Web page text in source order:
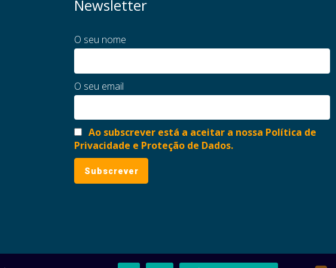
Newsletter
O seu nome
O seu email
Ao subscrever está a aceitar a nossa Política de
Privacidade e Proteção de Dados.